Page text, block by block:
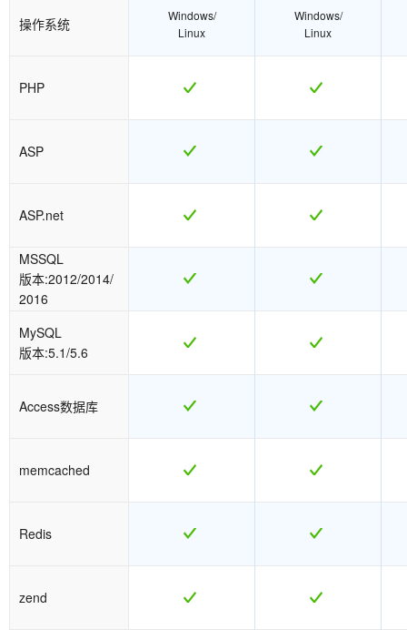
操作系统
Windows/
Linux
Windows/
Linux
PHP
ASP
ASP.net
MSSQL
版本:2012/2014/
2016
MySQL
版本:5.1/5.6
Access数据库
memcached
Redis
zend